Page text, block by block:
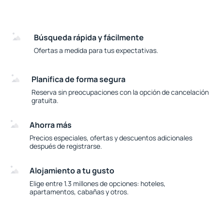
Búsqueda rápida y fácilmente
Ofertas a medida para tus expectativas.
Planifica de forma segura
Reserva sin preocupaciones con la opción de cancelación
gratuita.
Ahorra más
Precios especiales, ofertas y descuentos adicionales
después de registrarse.
Alojamiento a tu gusto
Elige entre 1.3 millones de opciones: hoteles,
apartamentos, cabañas y otros.